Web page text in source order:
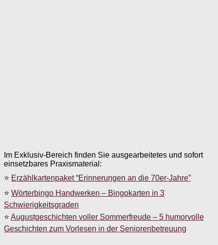
Im Exklusiv-Bereich finden Sie ausgearbeitetes und sofort
einsetzbares Praxismaterial:
⭐ Erzählkartenpaket “Erinnerungen an die 70er-Jahre”
⭐ Wörterbingo Handwerken – Bingokarten in 3
Schwierigkeitsgraden
⭐ Augustgeschichten voller Sommerfreude – 5 humorvolle
Geschichten zum Vorlesen in der Seniorenbetreuung